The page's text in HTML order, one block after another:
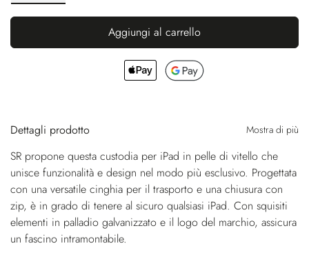
Aggiungi al carrello
Dettagli prodotto Mostra di più
SR propone questa custodia per iPad in pelle di vitello che
unisce funzionalità e design nel modo più esclusivo. Progettata
con una versatile cinghia per il trasporto e una chiusura con
zip, è in grado di tenere al sicuro qualsiasi iPad. Con squisiti
elementi in palladio galvanizzato e il logo del marchio, assicura
un fascino intramontabile.